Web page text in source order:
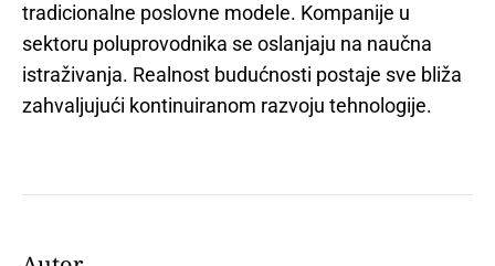
tradicionalne poslovne modele. Kompanije u
sektoru poluprovodnika se oslanjaju na naučna
istraživanja. Realnost budućnosti postaje sve bliža
zahvaljujući kontinuiranom razvoju tehnologije.